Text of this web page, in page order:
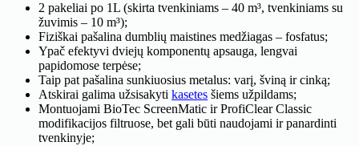
2 pakeliai po 1L (skirta tvenkiniams – 40 m³, tvenkiniams su
žuvimis – 10 m³);
Fiziškai pašalina dumblių maistines medžiagas – fosfatus;
Ypač efektyvi dviejų komponentų apsauga, lengvai
papidomose terpėse;
Taip pat pašalina sunkiuosius metalus: varį, šviną ir cinką;
Atskirai galima užsisakyti kasetes šiems užpildams;
Montuojami BioTec ScreenMatic ir ProfiClear Classic
modifikacijos filtruose, bet gali būti naudojami ir panardinti
tvenkinyje;